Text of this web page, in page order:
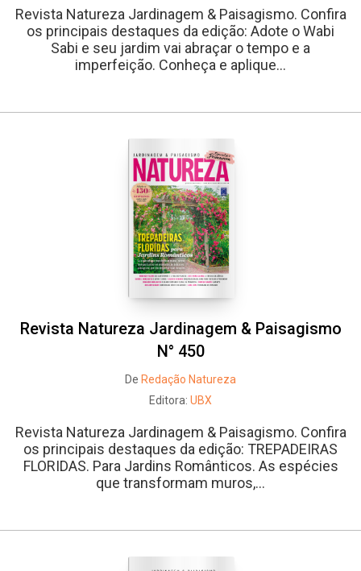
Revista Natureza Jardinagem & Paisagismo. Confira
os principais destaques da edição: Adote o Wabi
Sabi e seu jardim vai abraçar o tempo e a
imperfeição. Conheça e aplique...
Revista Natureza Jardinagem & Paisagismo
N° 450
De Redação Natureza
Editora: UBX
Revista Natureza Jardinagem & Paisagismo. Confira
os principais destaques da edição: TREPADEIRAS
FLORIDAS. Para Jardins Românticos. As espécies
que transformam muros,...
Facebook Twitter